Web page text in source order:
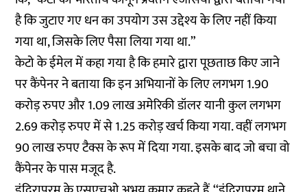
है कि जुटाए गए धन का उपयोग उस उद्देश्य के लिए नहीं किया
गया था, जिसके लिए पैसा लिया गया था.”
केटो के ईमेल में कहा गया है कि हमारे द्वारा पूछताछ किए जाने
पर कैंपेनर ने बताया कि इन अभियानों के लिए लगभग 1.90
करोड़ रुपए और 1.09 लाख अमेरिकी डॉलर यानी कुल लगभग
2.69 करोड़ रुपए में से 1.25 करोड़ खर्च किया गया. वहीं लगभग
90 लाख रुपए टैक्स के रूप में दिया गया. इसके बाद जो बचा वो
कैंपेनर के पास मजूद है.